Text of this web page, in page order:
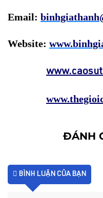
Email:
Website:
ĐÁNH
BÌNH LUẬN CỦA BẠN